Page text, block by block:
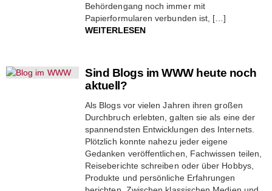
Behördengang noch immer mit
Papierformularen verbunden ist, […]
WEITERLESEN
Sind Blogs im WWW heute noch
aktuell?
Als Blogs vor vielen Jahren ihren großen
Durchbruch erlebten, galten sie als eine der
spannendsten Entwicklungen des Internets.
Plötzlich konnte nahezu jeder eigene
Gedanken veröffentlichen, Fachwissen teilen,
Reiseberichte schreiben oder über Hobbys,
Produkte und persönliche Erfahrungen